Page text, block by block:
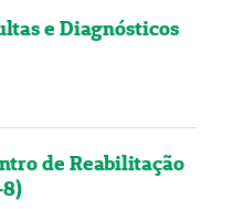
e Diagnósticos
de Reabilitação